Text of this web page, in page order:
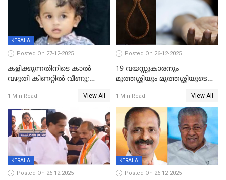
KERALA
Posted On 27-12-2025
കളിക്കുന്നതിനിടെ കാൽ
വഴുതി കിണറ്റിൽ വീണു;
ദാരുണാന്ത്യം
1 Min Read View All
Posted On 26-12-2025
19 വയസ്സുകാരനും
മുത്തശ്ശിയും മുത്തശ്ശിയുടെ
മരിച്ചനിലയിൽ
1 Min Read View All
KERALA
Posted On 26-12-2025
KERALA
Posted On 26-12-2025